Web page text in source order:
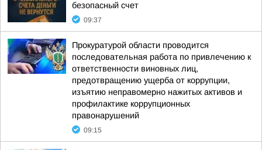
безопасный счет
09:37
Прокуратурой области проводится
последовательная работа по привлечению к
ответственности виновных лиц,
предотвращению ущерба от коррупции,
изъятию неправомерно нажитых активов и
профилактике коррупционных
правонарушений
09:15